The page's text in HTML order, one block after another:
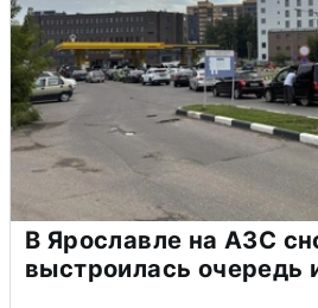
В Ярославле на АЗС
выстроилась очередь